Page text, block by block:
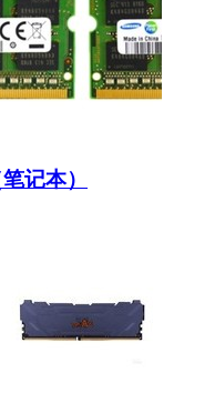
记本）